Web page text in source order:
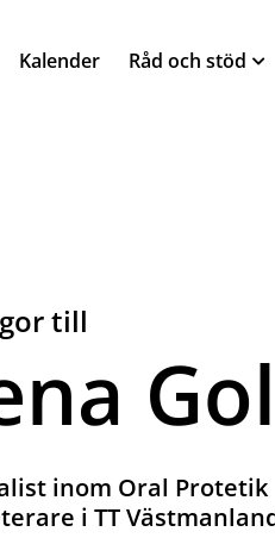
Kalender Råd och stöd
till
inom Oral Protetik
i TT